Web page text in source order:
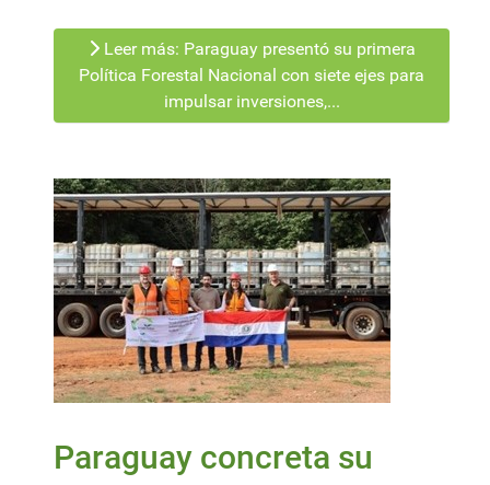
Leer más: Paraguay presentó su primera
Política Forestal Nacional con siete ejes para
impulsar inversiones,...
Paraguay concreta su